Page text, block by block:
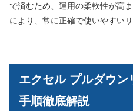
で済むため、運用の柔軟性が高
により、常に正確で使いやすい
エクセル プルダウ
手順徹底解説